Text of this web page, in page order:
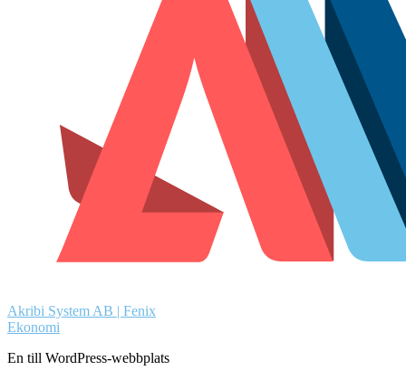
Akribi System AB | Fenix
Ekonomi
En till WordPress-webbplats